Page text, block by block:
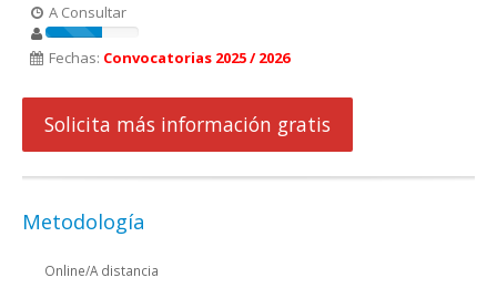
A Consultar
Fechas: Convocatorias 2025 / 2026
Solicita más información gratis
Metodología
Online/A distancia